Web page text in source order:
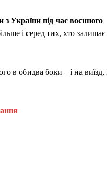
України під час воєнного
і серед тих, хто залишає
в обидва боки – і на виїзд,